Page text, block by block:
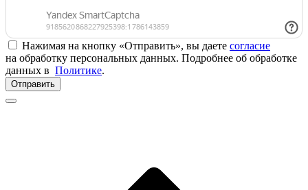
Нажимая на кнопку «Отправить», вы даете согласие
на обработку персональных данных. Подробнее об обработке
данных в Политике.
Отправить